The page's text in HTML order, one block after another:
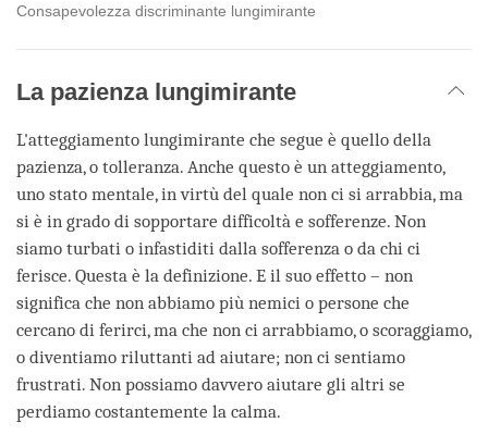
Consapevolezza discriminante lungimirante
La pazienza lungimirante
L'atteggiamento lungimirante che segue è quello della
pazienza, o tolleranza. Anche questo è un atteggiamento,
uno stato mentale, in virtù del quale non ci si arrabbia, ma
si è in grado di sopportare difficoltà e sofferenze. Non
siamo turbati o infastiditi dalla sofferenza o da chi ci
ferisce. Questa è la definizione. E il suo effetto – non
significa che non abbiamo più nemici o persone che
cercano di ferirci, ma che non ci arrabbiamo, o scoraggiamo,
o diventiamo riluttanti ad aiutare; non ci sentiamo
frustrati. Non possiamo davvero aiutare gli altri se
perdiamo costantemente la calma.